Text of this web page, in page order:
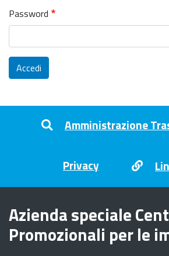
Password
Accedi
Amministrazione
Privacy
Azienda speciale
Promozionali per le